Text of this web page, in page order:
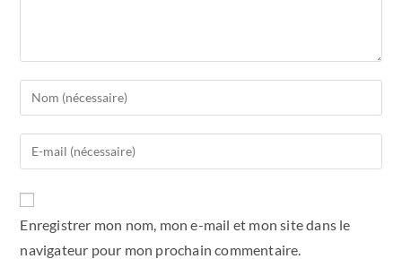
Enregistrer mon nom, mon e-mail et mon site dans le
navigateur pour mon prochain commentaire.